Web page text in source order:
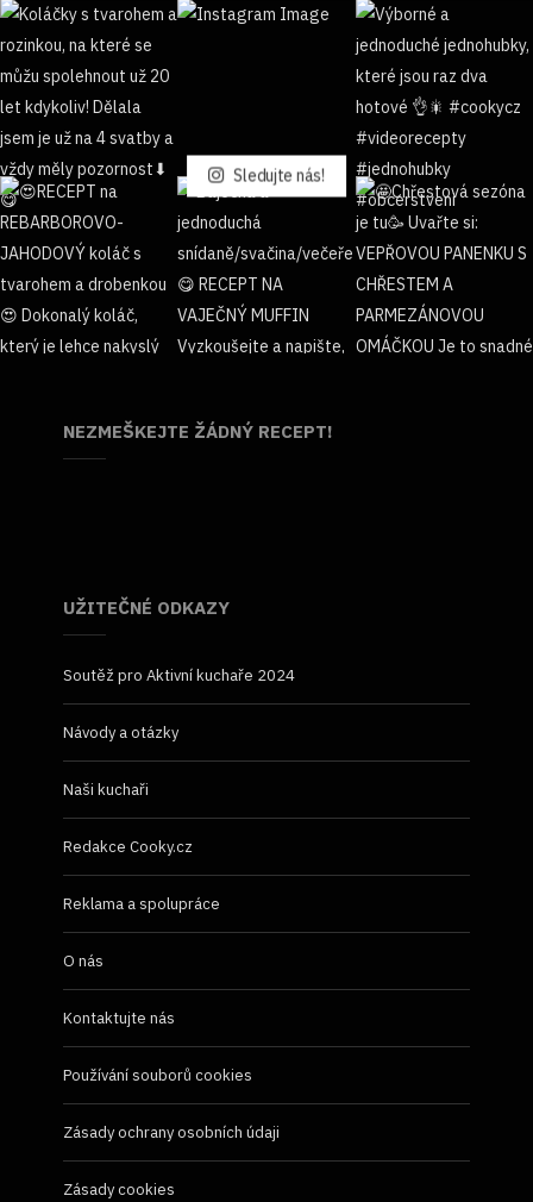
Sledujte nás!
NEZMEŠKEJTE ŽÁDNÝ RECEPT!
UŽITEČNÉ ODKAZY
Soutěž pro Aktivní kuchaře 2024
Návody a otázky
Naši kuchaři
Redakce Cooky.cz
Reklama a spolupráce
O nás
Kontaktujte nás
Používání souborů cookies
Zásady ochrany osobních údaji
Zásady cookies